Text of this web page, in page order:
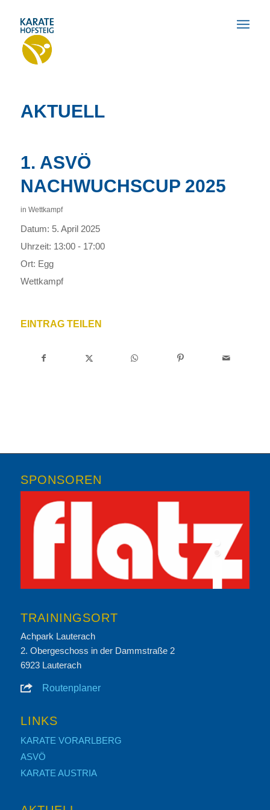
AKTUELL
1. ASVÖ
NACHWUCHSCUP 2025
in Wettkampf
Datum: 5. April 2025
Uhrzeit: 13:00 - 17:00
Ort: Egg
Wettkampf
EINTRAG TEILEN
SPONSOREN
TRAININGSORT
Achpark Lauterach
2. Obergeschoss in der Dammstraße 2
6923 Lauterach
Routenplaner
LINKS
KARATE VORARLBERG
ASVÖ
KARATE AUSTRIA